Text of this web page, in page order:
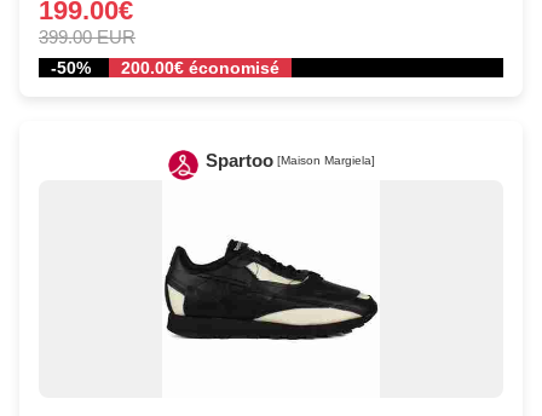
199.00€
399.00 EUR
-50% 200.00€ économisé
Spartoo [Maison Margiela]